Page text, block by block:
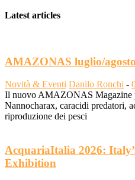
Latest articles
AMAZONAS luglio/
Novità & Eventi Danilo Ronchi -
Il nuovo AMAZONAS Magazine
Nannocharax, caracidi predatori,
riproduzione dei pesci
AcquariaItalia 2026:
Exhibition